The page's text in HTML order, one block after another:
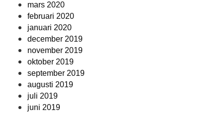
mars 2020
februari 2020
januari 2020
december 2019
november 2019
oktober 2019
september 2019
augusti 2019
juli 2019
juni 2019